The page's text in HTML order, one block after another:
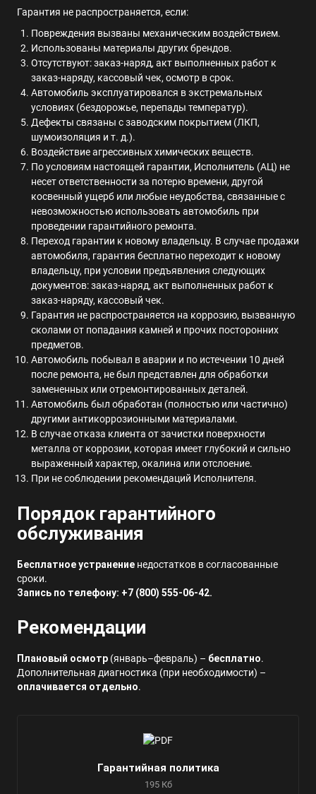
Гарантия не распространяется, если:
Повреждения вызваны механическим воздействием.
Использованы материалы других брендов.
Отсутствуют: заказ-наряд, акт выполненных работ к
заказ-наряду, кассовый чек, осмотр в срок.
Автомобиль эксплуатировался в экстремальных
условиях (бездорожье, перепады температур).
Дефекты связаны с заводским покрытием (ЛКП,
шумоизоляция и т. д.).
Воздействие агрессивных химических веществ.
По условиям настоящей гарантии, Исполнитель (АЦ) не
несет ответственности за потерю времени, другой
косвенный ущерб или любые неудобства, связанные с
невозможностью использовать автомобиль при
проведении гарантийного ремонта.
Переход гарантии к новому владельцу. В случае продажи
автомобиля, гарантия бесплатно переходит к новому
владельцу, при условии предъявления следующих
документов: заказ-наряд, акт выполненных работ к
заказ-наряду, кассовый чек.
Гарантия не распространяется на коррозию, вызванную
сколами от попадания камней и прочих посторонних
предметов.
Автомобиль побывал в аварии и по истечении 10 дней
после ремонта, не был представлен для обработки
замененных или отремонтированных деталей.
Автомобиль был обработан (полностью или частично)
другими антикоррозионными материалами.
В случае отказа клиента от зачистки поверхности
металла от коррозии, которая имеет глубокий и сильно
выраженный характер, окалина или отслоение.
При не соблюдении рекомендаций Исполнителя.
Порядок гарантийного
обслуживания
Бесплатное устранение недостатков в согласованные
сроки.
Запись по телефону: +7 (800) 555-06-42.
Рекомендации
Плановый осмотр (январь–февраль) – бесплатно.
Дополнительная диагностика (при необходимости) –
оплачивается отдельно.
Гарантийная политика
195 Кб